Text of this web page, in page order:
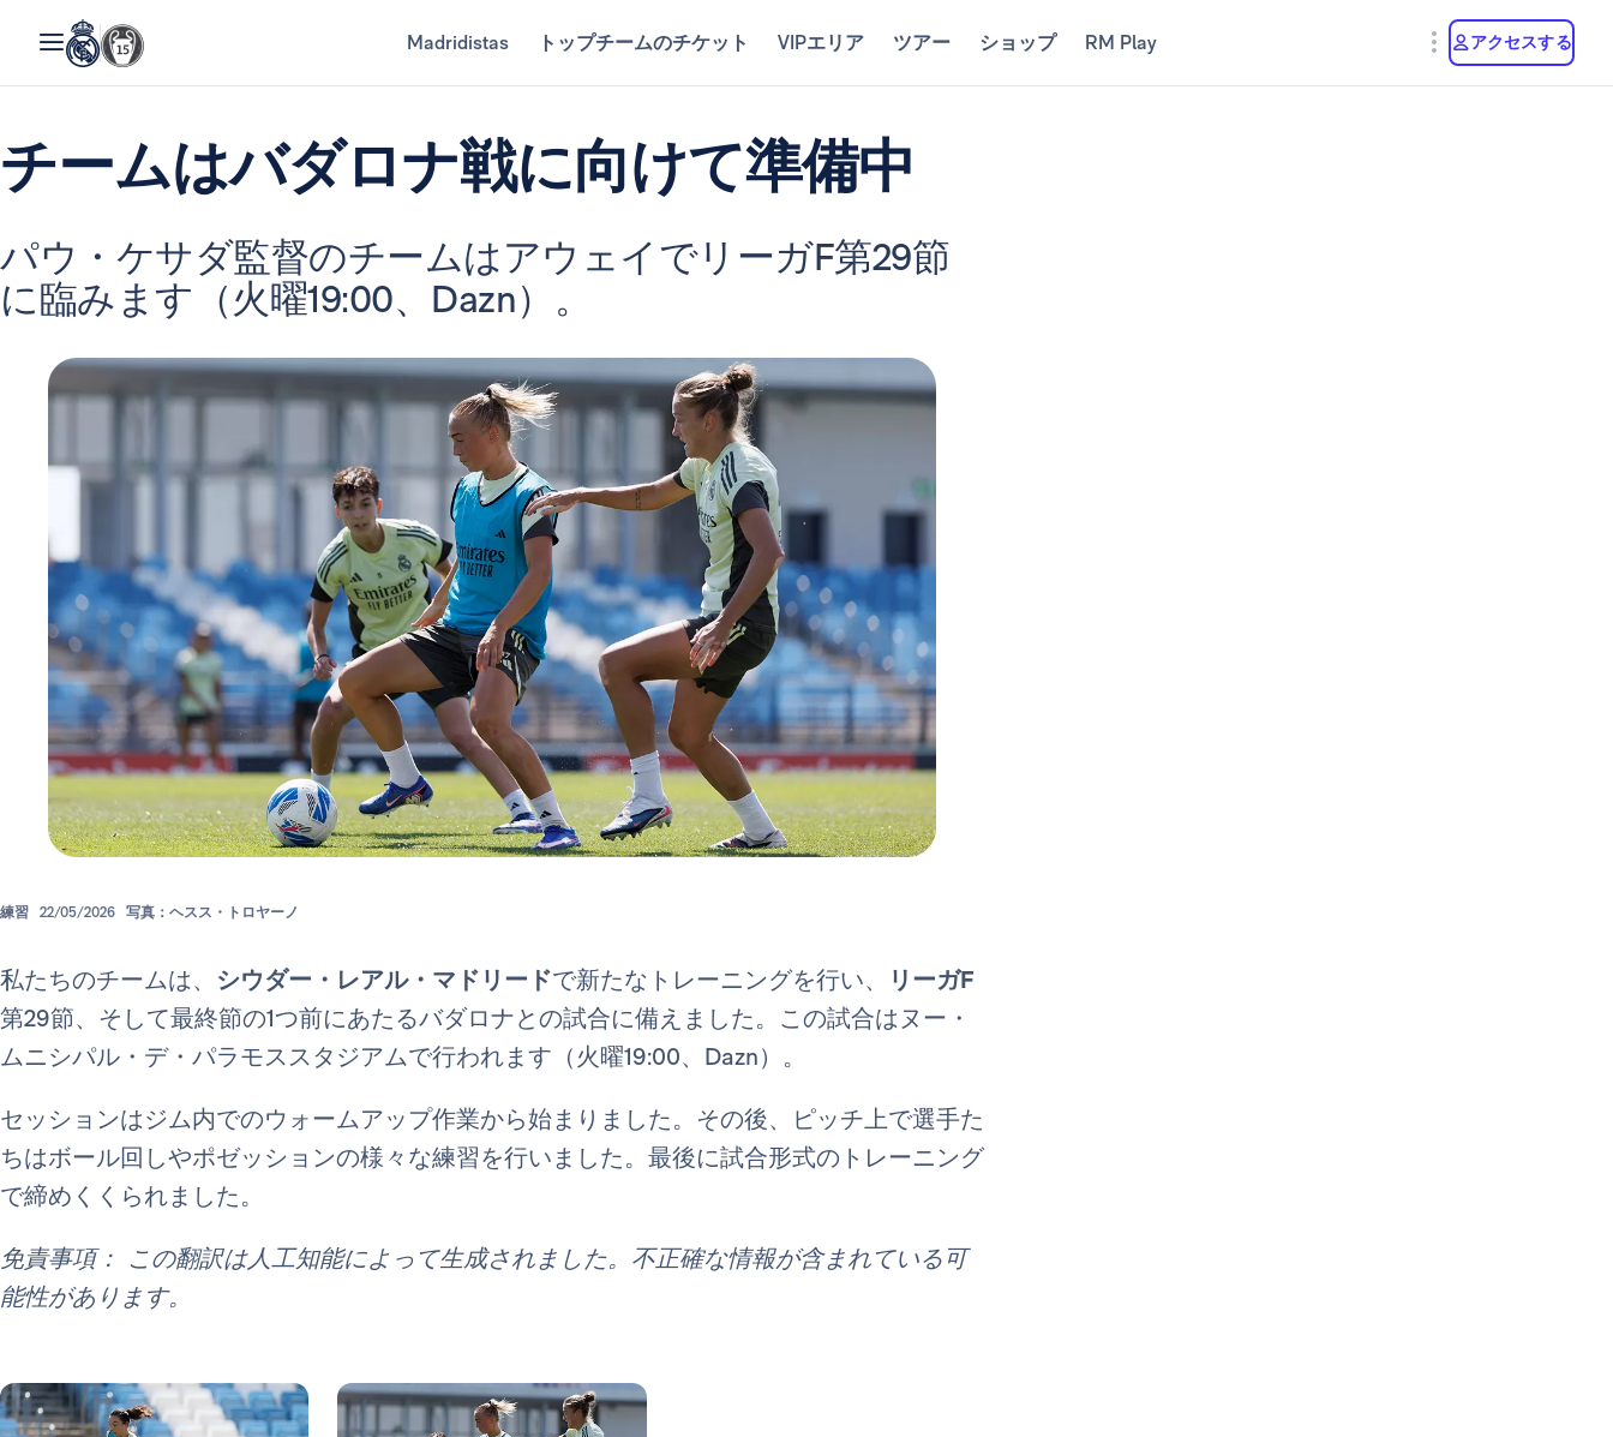
Madridistas トップチームのチケット VIPエリア ツアー ショップ RM Play アクセスする
チームはバダロナ戦に向けて準備中
パウ・ケサダ監督のチームはアウェイでリーガF第29節
に臨みます（火曜19:00、Dazn）。
練習 22/05/2026 写真：ヘスス・トロヤーノ
私たちのチームは、 シウダー・レアル・マドリードで新たなトレーニングを行い、
リーガF
第29節、そして最終節の1つ前にあたるバダロナとの試合に備えました。この試合はヌー・
ムニシパル・デ・パラモススタジアムで行われます（火曜19:00、Dazn）。
セッションはジム内でのウォームアップ作業から始まりました。その後、ピッチ上で選手た
ちはボール回しやポゼッションの様々な練習を行いました。最後に試合形式のトレーニング
で締めくくられました。
免責事項： この翻訳は人工知能によって生成されました。不正確な情報が含まれている可
能性があります。